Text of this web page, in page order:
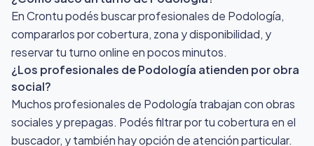
En Crontu podés buscar profesionales de Podología,
compararlos por cobertura, zona y disponibilidad, y
reservar tu turno online en pocos minutos.
¿Los profesionales de Podología atienden por obra
social?
Muchos profesionales de Podología trabajan con obras
sociales y prepagas. Podés filtrar por tu cobertura en el
buscador, y también hay opción de atención particular.